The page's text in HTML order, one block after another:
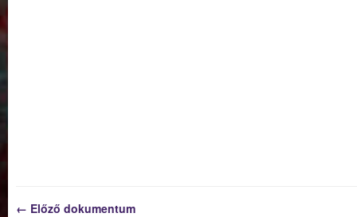
← Előző dokumentum